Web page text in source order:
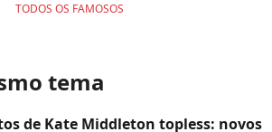
TODOS OS FAMOSOS
tema
de Kate Middleton topless: novos